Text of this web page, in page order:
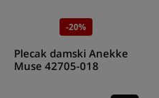
-20%
Plecak damski Anekke
Muse 42705-018